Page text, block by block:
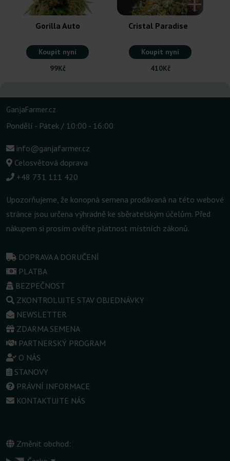
Gorilla Auto
Koupit nyní
99Kč
Cristal Paradise
Koupit nyní
410Kč
GanjaFarmer.cz
Pondělí - Pátek / 10:00 - 16:00
info@ganjafarmer.cz
Celosvětová doprava
+48 731 111 420
Upozorňujeme, že konopná semena prodávaná na této webové
stránce jsou určena výhradně ke sběratelským účelům. Před
nákupem si prosím ověřte platnost místních zákonů.
DOPRAVA A DORUČENÍ
PLATBA
BEZPEČNOST
ZKONTROLUJTE STAV OBJEDNÁVKY
NEWSLETTER
ZDARMA SEMENA
PARTNERSKÝ PROGRAM
O NÁS
STANOVY
PRÁVNÍ INFORMACE
KONTAKTUJTE NÁS
Změnit obchod: